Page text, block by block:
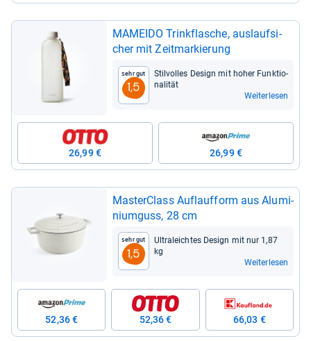
MAMEIDO Trink­fla­sche, aus­lauf­si­
cher mit Zeit­mar­kie­rung
Sehr gut
1,5
Stil­vol­les Design mit hoher Funk­tio­
na­li­tät
Weiterlesen
26,99 € 26,99 €
Mas­ter­Class Auf­lauf­form aus Alu­mi­
ni­um­guss, 28 cm
Sehr gut
1,5
Ultra­leich­tes Design mit nur 1,87
kg
Weiterlesen
52,36 € 52,36 € 66,03 €